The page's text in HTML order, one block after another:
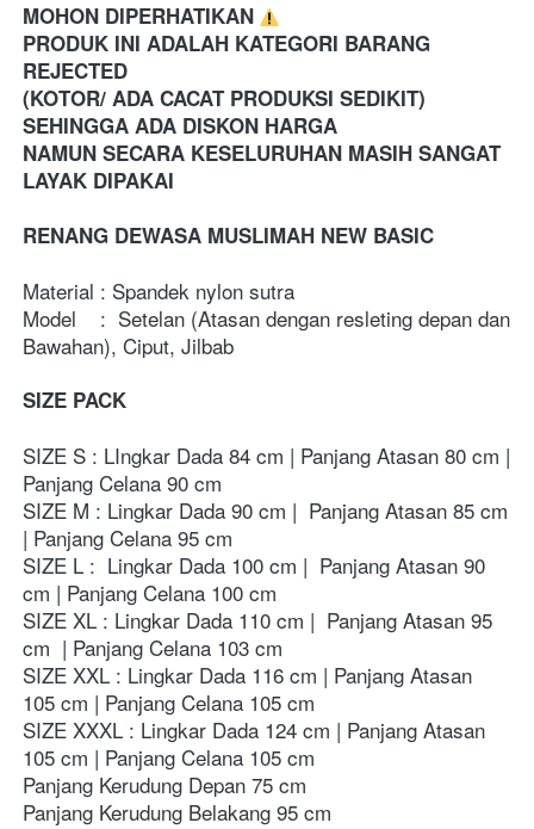
MOHON DIPERHATIKAN
PRODUK INI ADALAH KATEGORI BARANG
REJECTED
(KOTOR/ ADA CACAT PRODUKSI SEDIKIT)
SEHINGGA ADA DISKON HARGA
NAMUN SECARA KESELURUHAN MASIH SANGAT
LAYAK DIPAKAI
RENANG DEWASA MUSLIMAH NEW BASIC
Material : Spandek nylon sutra
Model    :  Setelan (Atasan dengan resleting depan dan
Bawahan), Ciput, Jilbab
SIZE PACK
SIZE S : LIngkar Dada 84 cm | Panjang Atasan 80 cm |
Panjang Celana 90 cm
SIZE M : Lingkar Dada 90 cm |  Panjang Atasan 85 cm
| Panjang Celana 95 cm
SIZE L :  Lingkar Dada 100 cm |  Panjang Atasan 90
cm | Panjang Celana 100 cm
SIZE XL : Lingkar Dada 110 cm |  Panjang Atasan 95
cm  | Panjang Celana 103 cm
SIZE XXL : Lingkar Dada 116 cm | Panjang Atasan
105 cm | Panjang Celana 105 cm
SIZE XXXL : Lingkar Dada 124 cm | Panjang Atasan
105 cm | Panjang Celana 105 cm
Panjang Kerudung Depan 75 cm
Panjang Kerudung Belakang 95 cm